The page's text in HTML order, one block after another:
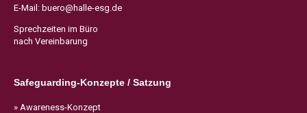
E-Mail: buero@halle-esg.de
Sprechzeiten im Büro
nach Vereinbarung
Safeguarding-Konzepte / Satzung
» Awareness-Konzept